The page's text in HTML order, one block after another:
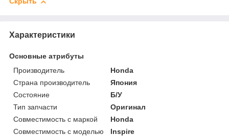
Характеристики
Основные атрибуты
Производитель
Honda
Страна производитель
Япония
Состояние
Б/У
Тип запчасти
Оригинал
Совместимость с маркой
Honda
Совместимость с моделью
Inspire